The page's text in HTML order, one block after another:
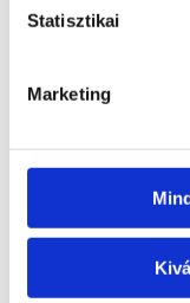
Statisztikai
Marketing
OYSTER 6
árlista